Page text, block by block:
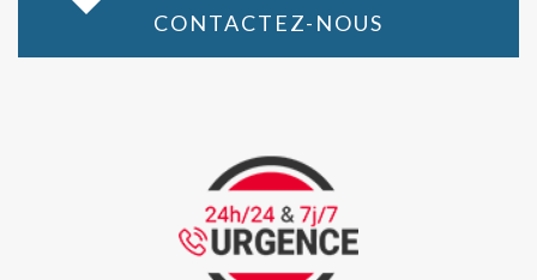
CONTACTEZ-NOUS